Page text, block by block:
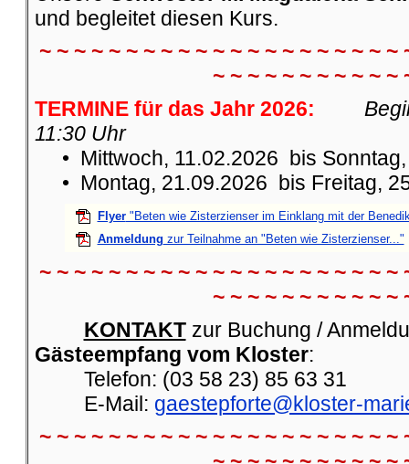
und begleitet diesen Kurs.
~ ~ ~ ~ ~ ~ ~ ~ ~ ~ ~ ~ ~ ~ ~ ~ ~ ~ ~ ~ ~
~ ~ ~ ~ ~ ~ ~ ~ ~ ~ ~
TERMINE für das Jahr 2026:
11:30 Uhr
• Mittwoch, 11.02.2026 bis Sonntag,
• Montag, 21.09.2026 bis Freitag,
Flyer"Beten wie Zisterzienser im Einklang mit der
Anmeldung zur Teilnahme an "Beten wie Zisterzienser..."
~ ~ ~ ~ ~ ~ ~ ~ ~ ~ ~ ~ ~ ~ ~ ~ ~ ~ ~ ~ ~
~ ~ ~ ~ ~ ~ ~ ~ ~ ~ ~
KONTAKTzur Buchung /
Gästeempfang vom Kloster:
Telefon: (03 58 23) 85 63 31
E-Mail: gaestepforte@kloster-
~ ~ ~ ~ ~ ~ ~ ~ ~ ~ ~ ~ ~ ~ ~ ~ ~ ~ ~ ~ ~